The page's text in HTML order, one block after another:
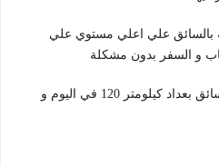
بالسائق علي اعلي مستوي علي
بالتالي نوفر خدمة ايجار بدون سائق بعداد كيلومتر 120 في اليوم و